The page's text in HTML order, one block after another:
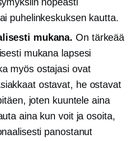
puhelinkeskuksen kautta.
mukana. On tärkeää
mukana lapsesi
myös ostajasi ovat
ostavat, he ostavat
joten kuuntele aina
aina kun voit ja osoita,
panostanut